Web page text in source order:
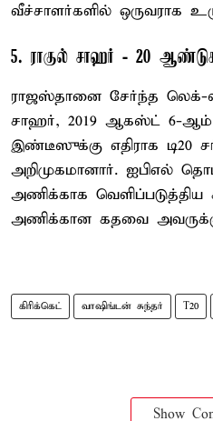
வீச்சாளர்களில் ஒருவராக
5. ராகுல் சாஹர் - 20
ராஜஸ்தானை சேர்ந்த லெக்-
சாஹர், 2019 ஆகஸ்ட் 6-
இண்டீஸுக்கு எதிராக டி20
அறிமுகமானார். ஐபிஎல்
அணிக்காக
அணிக்கான கதவை
கிரிக்கெட் வாஷிங்டன் சுந்தர் T20
Show